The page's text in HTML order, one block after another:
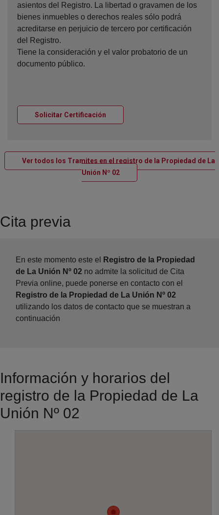
asientos del Registro. La libertad o gravamen de los
bienes inmuebles o derechos reales sólo podrá
acreditarse en perjuicio de tercero por certificación
del Registro.
Tiene la consideración y el valor probatorio de un
documento público.
Solicitar Certificación
Ver todos los Tramites en el registro de la Propiedad de La
Unión Nº 02 Ventana nueva
Cita previa
En este momento este el
Registro de la Propiedad
de La Unión Nº 02 no admite la solicitud de Cita
Previa online, puede ponerse en contacto con el
Registro de la Propiedad de La Unión Nº 02
utilizando los datos de contacto que se muestran a
continuación
Información y horarios del
registro de la Propiedad de La
Unión Nº 02